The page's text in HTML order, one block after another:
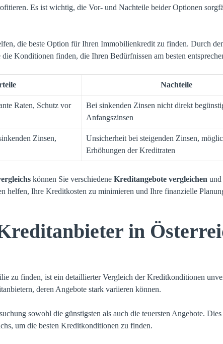
Es ist wichtig, die Vor- und Nachteile beider Optionen
die beste Option für Ihren Immobilienkredit zu finden. Durch
Konditionen finden, die Ihren Bedürfnissen am besten
Nachteile
Raten, Schutz vor
Bei sinkenden Zinsen nicht direkt
Anfangszinsen
Zinsen,
Unsicherheit bei steigenden Zinsen,
Erhöhungen der Kreditraten
können Sie verschiedene Kreditangebote vergleichen
helfen, Ihre Kreditkosten zu minimieren und Ihre finanzielle
in
zu finden, ist ein detaillierter Vergleich der Kreditkonditionen
deren Angebote stark variieren können.
sowohl die günstigsten als auch die teuersten Angebote.
um die besten Kreditkonditionen zu finden.